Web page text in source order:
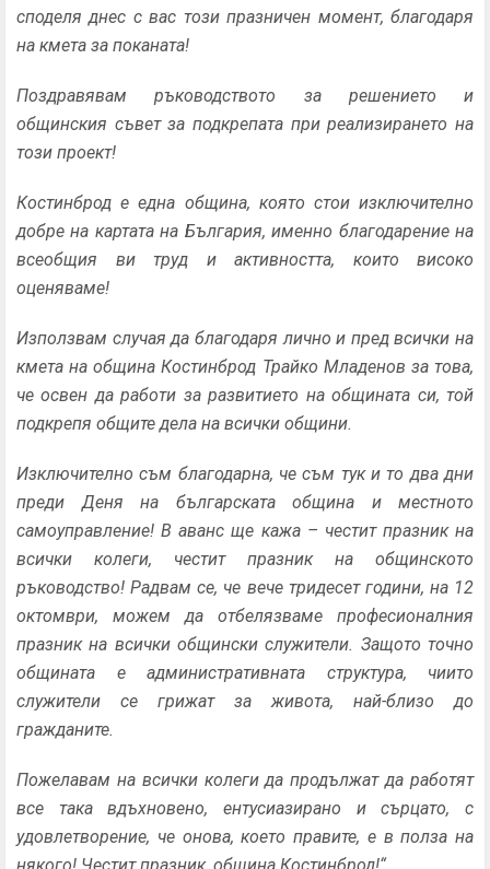
споделя днес с вас този празничен момент, благодаря
на кмета за поканата!
Поздравявам ръководството за решението и
общинския съвет за подкрепата при реализирането на
този проект!
Костинброд е една община, която стои изключително
добре на картата на България, именно благодарение на
всеобщия ви труд и активността, които високо
оценяваме!
Използвам случая да благодаря лично и пред всички на
кмета на община Костинброд Трайко Младенов за това,
че освен да работи за развитието на общината си, той
подкрепя общите дела на всички общини.
Изключително съм благодарна, че съм тук и то два дни
преди Деня на българската община и местното
самоуправление! В аванс ще кажа – честит празник на
всички колеги, честит празник на общинското
ръководство! Радвам се, че вече тридесет години, на 12
октомври, можем да отбелязваме професионалния
празник на всички общински служители. Защото точно
общината е административната структура, чиито
служители се грижат за живота, най-близо до
гражданите.
Пожелавам на всички колеги да продължат да работят
все така вдъхновено, ентусиазирано и сърцато, с
удовлетворение, че онова, което правите, е в полза на